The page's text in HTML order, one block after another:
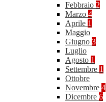
Febbraio 2
Marzo 4
Aprile 1
Maggio
Giugno 3
Luglio
Agosto 1
Settembre 1
Ottobre
Novembre 4
Dicembre 6